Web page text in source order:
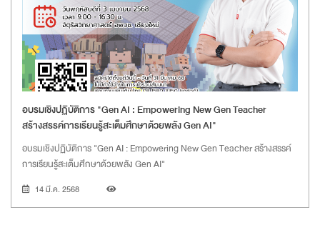
อบรมเชิงปฏิบัติการ "Gen AI : Empowering New Gen Teacher
สร้างสรรค์การเรียนรู้สะเต็มศึกษาด้วยพลัง Gen AI"
อบรมเชิงปฏิบัติการ "Gen AI : Empowering New Gen Teacher สร้างสรรค์
การเรียนรู้สะเต็มศึกษาด้วยพลัง Gen AI"
14 มี.ค. 2568